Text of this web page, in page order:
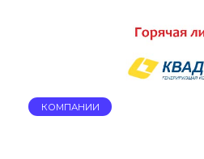
КОМПАНИИ